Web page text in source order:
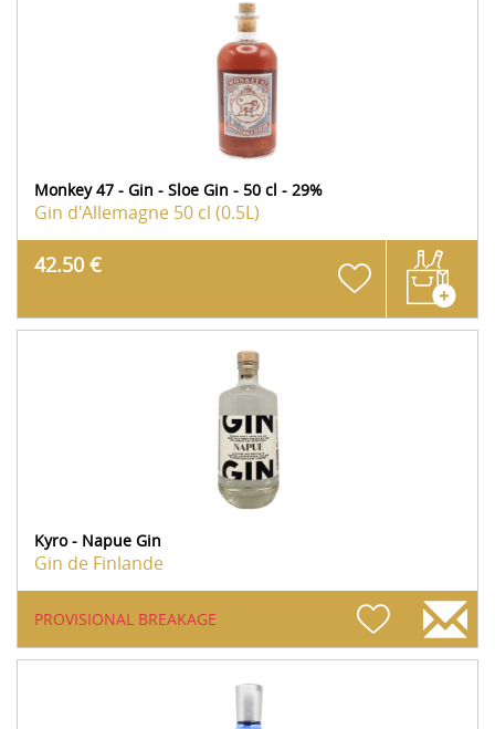
Monkey 47 - Gin - Sloe Gin - 50 cl - 29%
Gin d'Allemagne 50 cl (0.5L)
42.50 €
Kyro - Napue Gin
Gin de Finlande
PROVISIONAL BREAKAGE